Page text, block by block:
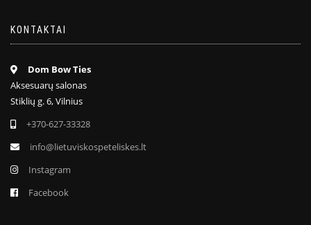
KONTAKTAI
Dom Bow Ties
Aksesuarų salonas
Stiklių g. 6, Vilnius
+370-627-33328
info@lietuviskospeteliskes.lt
Instagram
Facebook